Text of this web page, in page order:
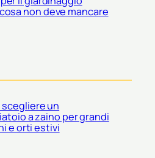
non deve mancare
scegliere un
a zaino per grandi
e orti estivi